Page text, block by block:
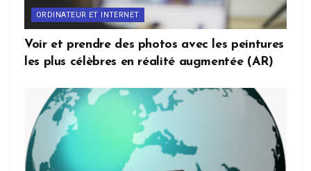
ORDINATEUR ET INTERNET
Voir et prendre des photos avec les peintures
les plus célèbres en réalité augmentée (AR)